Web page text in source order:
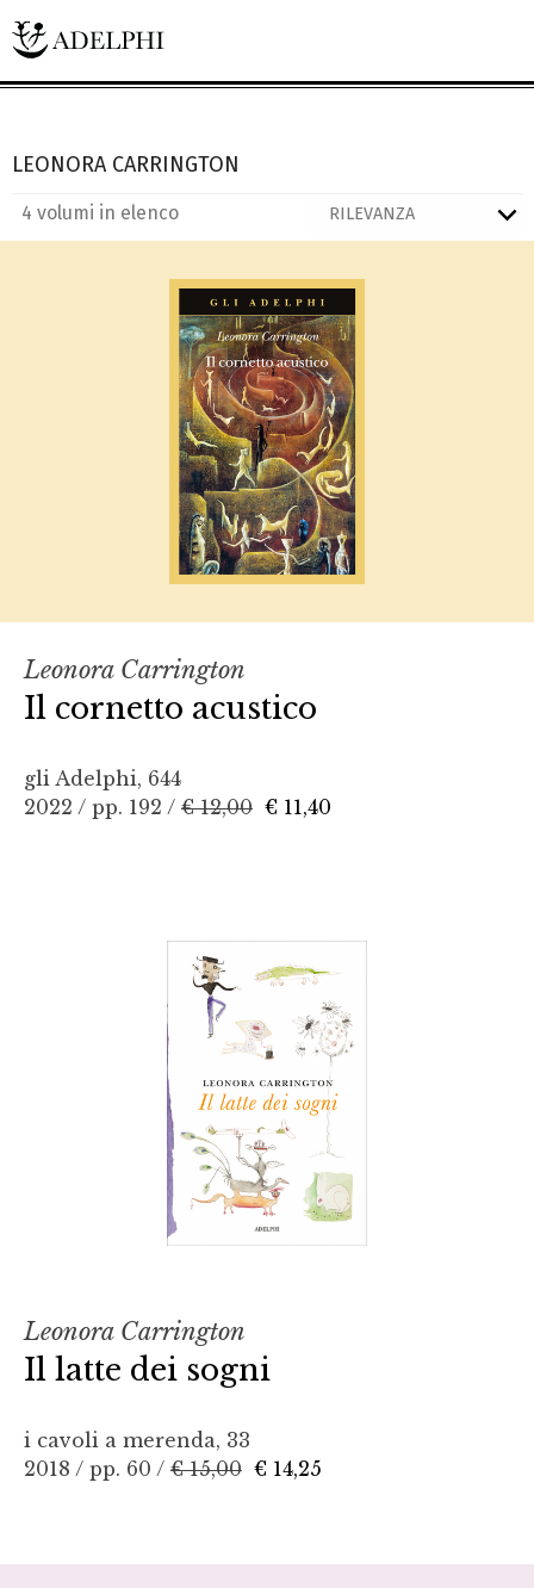
LEONORA CARRINGTON
4 volumi in elenco
Leonora Carrington
Il cornetto acustico
gli Adelphi, 644
2022 / pp. 192 / € 12,00 € 11,40
Leonora Carrington
Il latte dei sogni
i cavoli a merenda, 33
2018 / pp. 60 / € 15,00 € 14,25